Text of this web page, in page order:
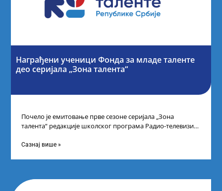
Награђени ученици Фонда за младе таленте
део серијала „Зона талента“
Почело је емитовање прве сезоне серијала „Зона
талента“ редакције школског програма Радио-телевизије
Сазнај више »